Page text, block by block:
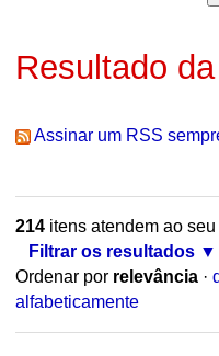
Resultado
Assinar um RSS
214itens atendem ao seu
Filtrar os resultados
Ordenar por relevância ·
alfabeticamente